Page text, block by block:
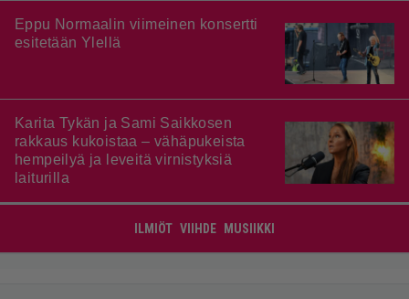
Eppu Normaalin viimeinen konsertti
esitetään Ylellä
Karita Tykän ja Sami Saikkosen
rakkaus kukoistaa – vähäpukeista
hempeilyä ja leveitä virnistyksiä
laiturilla
ILMIÖT VIIHDE MUSIIKKI